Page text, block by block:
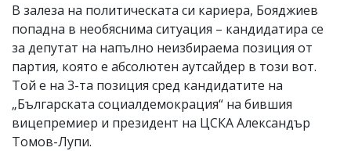
В залеза на политическата си кариера, Бояджиев
попадна в необяснима ситуация – кандидатира се
за депутат на напълно неизбираема позиция от
партия, която е абсолютен аутсайдер в този вот.
Той е на 3-та позиция сред кандидатите на
„Българската социалдемокрация“ на бившия
вицепремиер и президент на ЦСКА Александър
Томов-Лупи.